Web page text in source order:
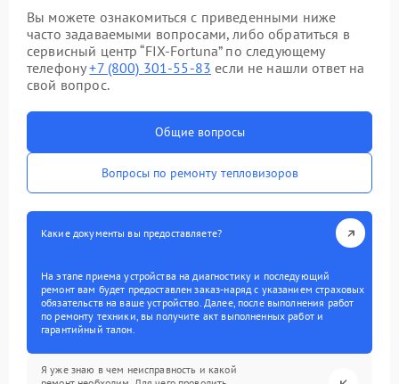
Вы можете ознакомиться с приведенными ниже
часто задаваемыми вопросами, либо обратиться в
сервисный центр “FIX-Fortuna” по следующему
телефону+7 (800) 301-55-83 если не нашли ответ на
свой вопрос.
Общие вопросы
Вопросы по ремонту тепловизоров
Какие документы вы предоставляете?
На этапе приема устройства на диагностику и последующий
ремонт вам будет предоставлен заказ-наряд с указанием страховых
обязательств на ваше устройство. Далее, после выполнения работ
по ремонту техники, вы получите акт выполненных работ и
гарантийный талон.
Я уже знаю в чем неисправность и какой